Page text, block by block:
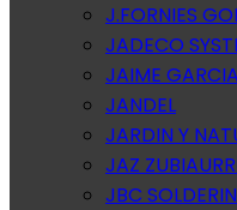
J.FORNIES
JADECO
JAIME
JANDEL
JARDIN Y
JAZ
JBC